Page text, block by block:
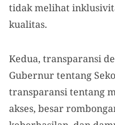
tidak melihat
kualitas.
Kedua, transparansi
Gubernur tentang
transparansi tentang
akses, besar